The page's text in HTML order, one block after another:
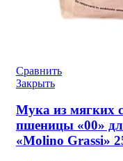
Сравнить
Закрыть
Мука из мягких
пшеницы «00»
«Molino Grassi»